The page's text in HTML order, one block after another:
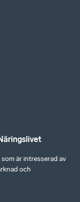
är intresserad av
och